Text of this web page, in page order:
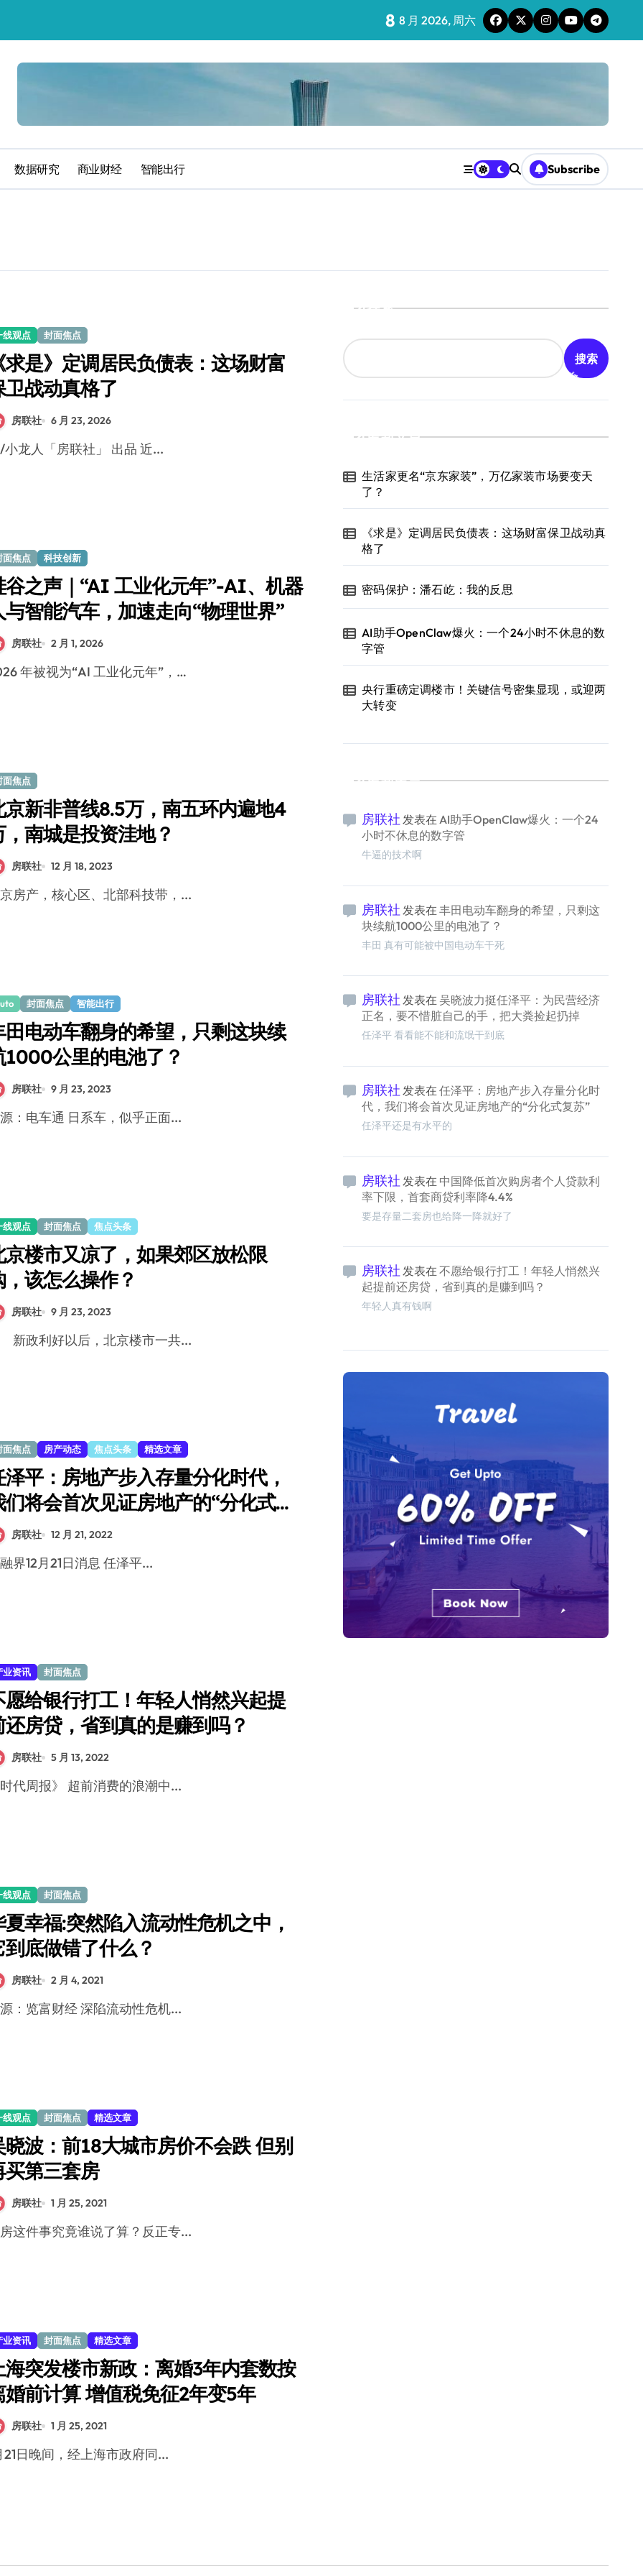
8 8 月 2026, 周六
数据研究 商业财经 智能出行 Subscribe
线观点 封面焦点
求是》定调居民负债表：这场财富
卫战动真格了
房联社 6 月 23, 2026
文/小龙人「房联社」 出品 近...
面焦点 科技创新
谷之声｜“AI 工业化元年”-AI、机器
与智能汽车，加速走向“物理世界”
房联社 2 月 1, 2026
年被视为“AI 工业化元年”，…
面焦点
京新非普线8.5万，南五环内遍地4
，南城是投资洼地？
房联社 12 月 18, 2023
北京房产，核心区、北部科技带，...
封面焦点 智能出行
田电动车翻身的希望，只剩这块续
1000公里的电池了？
房联社 9 月 23, 2023
稿源：电车通 日系车，似乎正面...
线观点 封面焦点 焦点头条
京楼市又凉了，如果郊区放松限
，该怎么操作？
房联社 9 月 23, 2023
新政利好以后，北京楼市一共...
面焦点 房产动态 焦点头条 精选文章
泽平：房地产步入存量分化时代，
们将会首次见证房地产的“分化式复
”房联社 12 月 21, 2022
金融界12月21日消息 任泽平...
业资讯 封面焦点
愿给银行打工！年轻人悄然兴起提
还房贷，省到真的是赚到吗？
房联社 5 月 13, 2022
《时代周报》 超前消费的浪潮中...
线观点 封面焦点
夏幸福:突然陷入流动性危机之中，
到底做错了什么？
房联社 2 月 4, 2021
来源：览富财经 深陷流动性危机...
线观点 封面焦点 精选文章
晓波：前18大城市房价不会跌 但别
买第三套房
房联社 1 月 25, 2021
买房这件事究竟谁说了算？反正专...
业资讯 封面焦点 精选文章
海突发楼市新政：离婚3年内套数按
婚前计算 增值税免征2年变5年
房联社 1 月 25, 2021
21日晚间，经上海市政府同...
搜索
搜索
最新文章
生活家更名“京东家装”，万亿家装市场要变天
了？
《求是》定调居民负债表：这场财富保卫战动真
格了
密码保护：潘石屹：我的反思
AI助手OpenClaw爆火：一个24小时不休息的数
字管
央行重磅定调楼市！关键信号密集显现，或迎两
大转变
最新留言
房联社 发表在 AI助手OpenClaw爆火：一个24
小时不休息的数字管
牛逼的技术啊
房联社 发表在 丰田电动车翻身的希望，只剩这
块续航1000公里的电池了？
丰田 真有可能被中国电动车干死
房联社 发表在 吴晓波力挺任泽平：为民营经济
正名，要不惜脏自己的手，把大粪捡起扔掉
任泽平 看看能不能和流氓干到底
房联社 发表在 任泽平：房地产步入存量分化时
代，我们将会首次见证房地产的“分化式复苏”
任泽平还是有水平的
房联社 发表在 中国降低首次购房者个人贷款利
率下限，首套商贷利率降4.4%
要是存量二套房也给降一降就好了
房联社 发表在 不愿给银行打工！年轻人悄然兴
起提前还房贷，省到真的是赚到吗？
年轻人真有钱啊